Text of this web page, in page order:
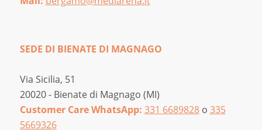
SEDE DI BIENATE DI MAGNAGO
Via Sicilia, 51
20020 - Bienate di Magnago (MI)
Customer Care WhatsApp: 331 6689828o 335
5669326